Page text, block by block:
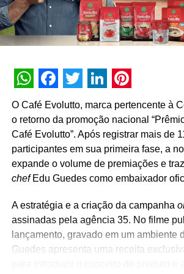
TÓPICOS RELACIONADOS: DESTAQUE
A SEGUIR
do site, app e lojas físicas
NÃO PERCA
LG presenteia uma sala renovada
na promoção “Um Toque de
WhatsApp
Facebook
Twitter
LinkedIn
O Café Evolutto, marca pertencente à
o retorno da promoção nacional
Café Evolutto”. Após registrar mais de
participantes em sua primeira fase, a
expande o volume de premiações e
chefEdu Guedes como embaixador
A estratégia e a criação da campanha
assinadas pela agência 35. No filme
lançamento, gravado em um ambiente
Guedes apresenta uma receita